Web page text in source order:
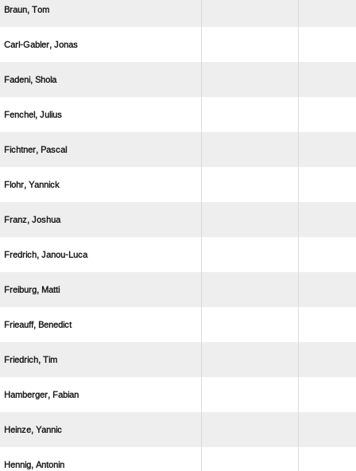
 
 
 
 
 
 
 
 
 
 
 
 
 
 